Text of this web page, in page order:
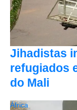
Jihadistas
refugiados
do Mali
África